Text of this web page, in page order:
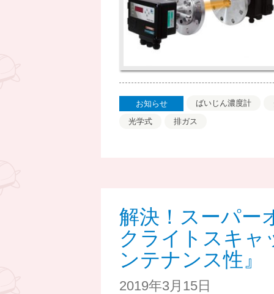
お知らせ ばいじん濃度計
光学式
排ガス
解決！スーパ
クライトスキャ
ンテナンス性』
2019年3月15日